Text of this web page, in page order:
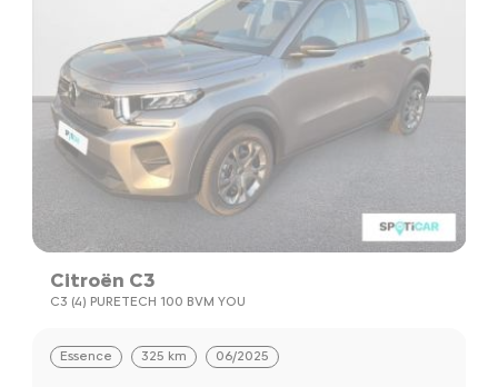
Citroën C3
C3 (4) PURETECH 100 BVM YOU
Essence 325 km 06/2025